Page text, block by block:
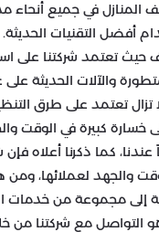
في جميع أنحاء
أفضل التقنيات الحديثة.
حيث تعتمد شركتنا على
والآلات الحديثة
تزال تعتمد على طرق
خسارة كبيرة في الوقت
كما ذكرنا أعلاه فإن
والجهد لعملائها، ومن
إلى مجموعة من خدمات
التواصل مع شركتنا من